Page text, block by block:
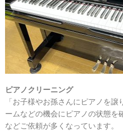
ピアノクリーニング
「お子様やお孫さんにピアノを
ームなどの機会にピアノの状態を
などご依頼が多くなっています。